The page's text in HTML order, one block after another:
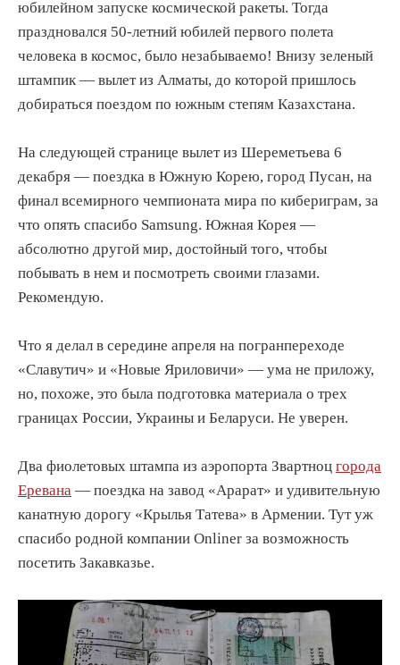
юбилейном запуске космической ракеты. Тогда
праздновался 50-летний юбилей первого полета
человека в космос, было незабываемо! Внизу зеленый
штампик — вылет из Алматы, до которой пришлось
добираться поездом по южным степям Казахстана.
На следующей странице вылет из Шереметьева 6
декабря — поездка в Южную Корею, город Пусан, на
финал всемирного чемпионата мира по кибериграм, за
что опять спасибо Samsung. Южная Корея —
абсолютно другой мир, достойный того, чтобы
побывать в нем и посмотреть своими глазами.
Рекомендую.
Что я делал в середине апреля на погранпереходе
«Славутич» и «Новые Яриловичи» — ума не приложу,
но, похоже, это была подготовка материала о трех
границах России, Украины и Беларуси. Не уверен.
Два фиолетовых штампа из аэропорта Звартноц города
Еревана — поездка на завод «Арарат» и удивительную
канатную дорогу «Крылья Татева» в Армении. Тут уж
спасибо родной компании Onliner за возможность
посетить Закавказье.